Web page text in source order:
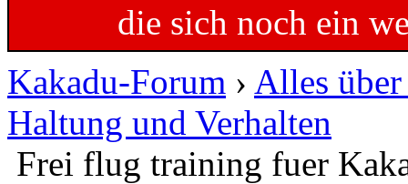
die sich noch ein
Kakadu-Forum › Alles
Haltung und Verhalten
Frei flug training fuer